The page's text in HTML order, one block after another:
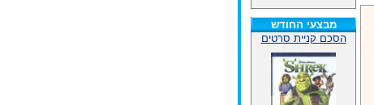
מבצעי החודש
הסכם קניית סרטים